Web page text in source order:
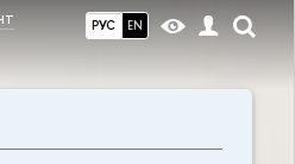
РУС EN